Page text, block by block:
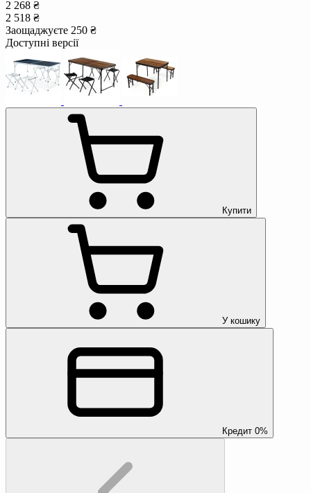
2 268 ₴
2 518 ₴
Заощаджуєте 250 ₴
Доступні версії
Купити
У кошику
Кредит 0%